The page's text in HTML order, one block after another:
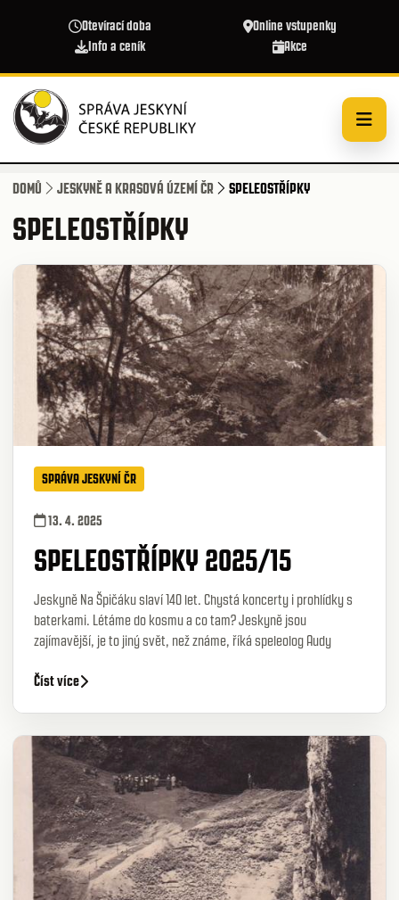
Otevírací doba
Online vstupenky
Info a ceník
Akce
DOMŮ JESKYNĚ A KRASOVÁ ÚZEMÍ ČR SPELEOSTŘÍPKY
SPELEOSTŘÍPKY
SPRÁVA JESKYNÍ ČR
13. 4. 2025
SPELEOSTŘÍPKY 2025/15
Jeskyně Na Špičáku slaví 140 let. Chystá koncerty i prohlídky s
baterkami. Létáme do kosmu a co tam? Jeskyně jsou
zajímavější, je to jiný svět, než známe, říká speleolog Audy
Číst více